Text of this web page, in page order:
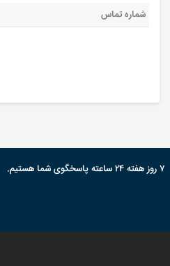
۷ روز هفته ۲۴ ساعته پاسخگوی شما هستیم.